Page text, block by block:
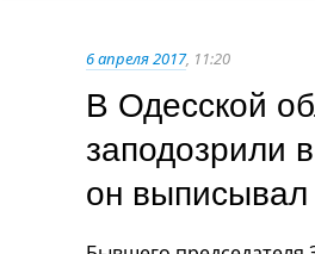
6 апреля 2017, 11:20
В Одесской
заподозрили
он выписывал